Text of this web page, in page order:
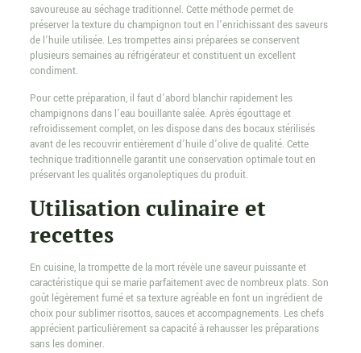
savoureuse au séchage traditionnel. Cette méthode permet de
préserver la texture du champignon tout en l’enrichissant des saveurs
de l’huile utilisée. Les trompettes ainsi préparées se conservent
plusieurs semaines au réfrigérateur et constituent un excellent
condiment.
Pour cette préparation, il faut d’abord blanchir rapidement les
champignons dans l’eau bouillante salée. Après égouttage et
refroidissement complet, on les dispose dans des bocaux stérilisés
avant de les recouvrir entièrement d’huile d’olive de qualité. Cette
technique traditionnelle garantit une conservation optimale tout en
préservant les qualités organoleptiques du produit.
Utilisation culinaire et
recettes
En cuisine, la trompette de la mort révèle une saveur puissante et
caractéristique qui se marie parfaitement avec de nombreux plats. Son
goût légèrement fumé et sa texture agréable en font un ingrédient de
choix pour sublimer risottos, sauces et accompagnements. Les chefs
apprécient particulièrement sa capacité à rehausser les préparations
sans les dominer.